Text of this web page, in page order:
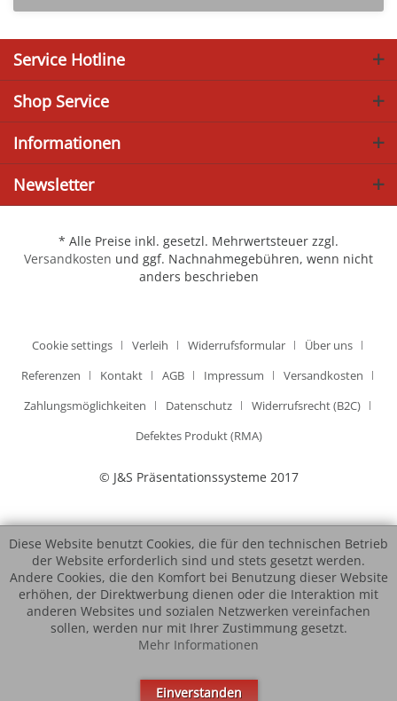
Service Hotline
Shop Service
Informationen
Newsletter
* Alle Preise inkl. gesetzl. Mehrwertsteuer zzgl.
Versandkosten und ggf. Nachnahmegebühren, wenn nicht
anders beschrieben
Cookie settings Verleih Widerrufsformular
Über uns
Referenzen
Kontakt AGB Impressum
Versandkosten
Zahlungsmöglichkeiten
Datenschutz
Widerrufsrecht (B2C)
Defektes Produkt (RMA)
© J&S Präsentationssysteme 2017
Diese Website benutzt Cookies, die für den technischen Betrieb
der Website erforderlich sind und stets gesetzt werden.
Andere Cookies, die den Komfort bei Benutzung dieser Website
erhöhen, der Direktwerbung dienen oder die Interaktion mit
anderen Websites und sozialen Netzwerken vereinfachen
sollen, werden nur mit Ihrer Zustimmung gesetzt.
Mehr Informationen
Einverstanden